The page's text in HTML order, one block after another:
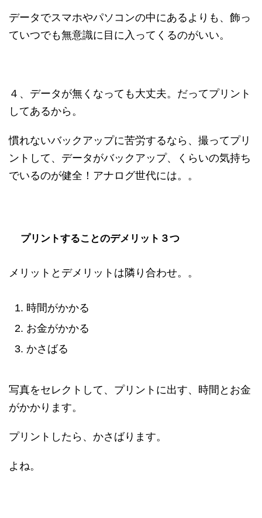
データでスマホやパソコンの中にあるよりも、飾っ
ていつでも無意識に目に入ってくるのがいい。
４、データが無くなっても大丈夫。だってプリント
してあるから。
慣れないバックアップに苦労するなら、撮ってプリ
ントして、データがバックアップ、くらいの気持ち
でいるのが健全！アナログ世代には。。
プリントすることのデメリット３つ
メリットとデメリットは隣り合わせ。。
時間がかかる
お金がかかる
かさばる
写真をセレクトして、プリントに出す、時間とお金
がかかります。
プリントしたら、かさばります。
よね。